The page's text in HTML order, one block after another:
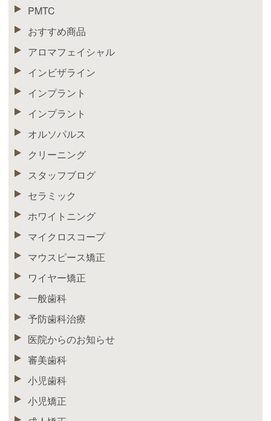
PMTC
おすすめ商品
アロマフェイシャル
インビザライン
インプラント
インプラント
オルソパルス
クリーニング
スタッフブログ
セラミック
ホワイトニング
マイクロスコープ
マウスピース矯正
ワイヤー矯正
一般歯科
予防歯科治療
医院からのお知らせ
審美歯科
小児歯科
小児矯正